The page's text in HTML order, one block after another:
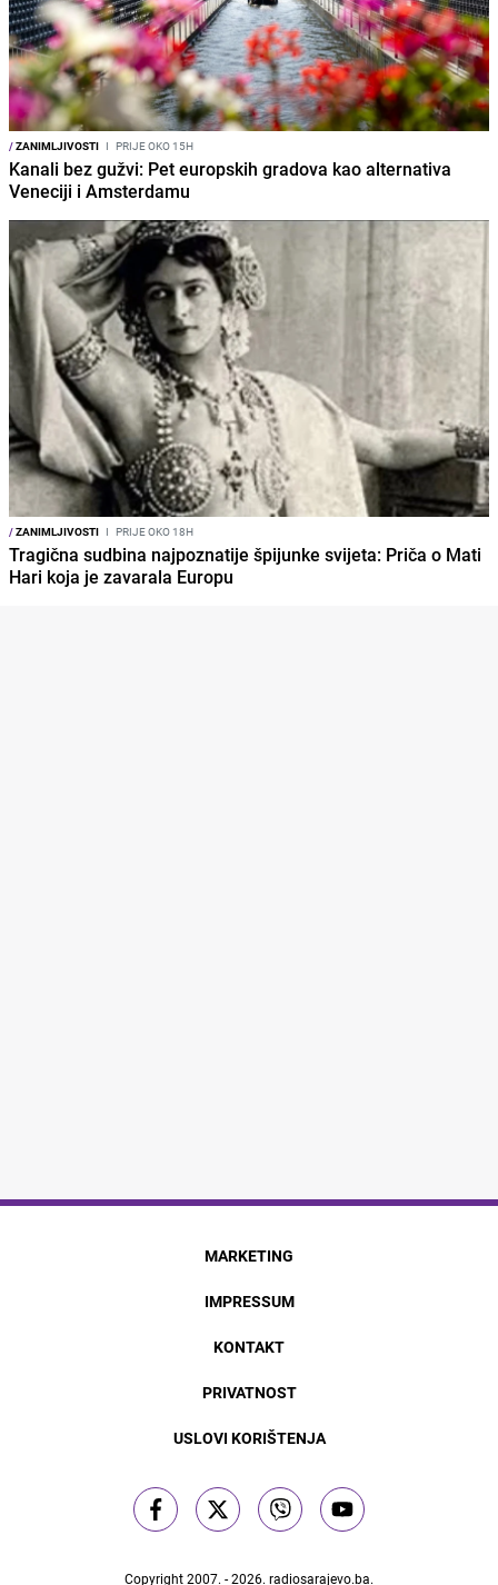
/ZANIMLJIVOSTI I PRIJE OKO 15H
Kanali bez gužvi: Pet europskih gradova kao alternativa
Veneciji i Amsterdamu
/ZANIMLJIVOSTI I PRIJE OKO 18H
Tragična sudbina najpoznatije špijunke svijeta: Priča o Mati
Hari koja je zavarala Europu
MARKETING
IMPRESSUM
KONTAKT
PRIVATNOST
USLOVI KORIŠTENJA
Copyright 2007. - 2026. radiosarajevo.ba.